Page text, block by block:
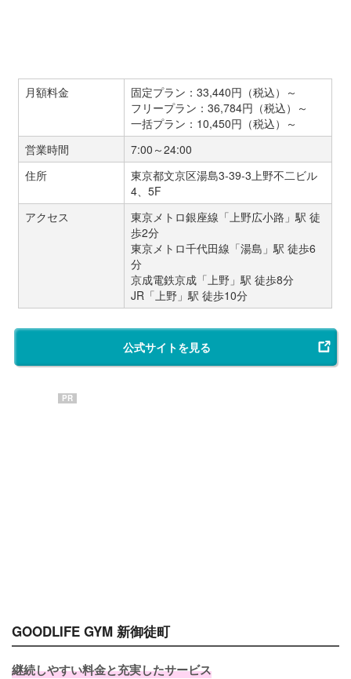
月額料金
固定プラン：33,440円（税込）～
フリープラン：36,784円（税込）～
一括プラン：10,450円（税込）～
営業時間
7:00～24:00
住所
東京都文京区湯島3-39-3上野不二ビル
4、5F
アクセス
東京メトロ銀座線「上野広小路」駅 徒
歩2分
東京メトロ千代田線「湯島」駅 徒歩6
分
京成電鉄京成「上野」駅 徒歩8分
JR「上野」駅 徒歩10分
公式サイトを見る
PR
GOODLIFE GYM 新御徒町
継続しやすい料金と充実したサービス